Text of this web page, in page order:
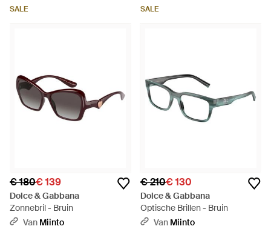
SALE SALE
€ 180€ 139
Dolce & Gabbana
Zonnebril - Bruin
Van Miinto
€ 210€ 130
Dolce & Gabbana
Optische Brillen - Bruin
Van Miinto